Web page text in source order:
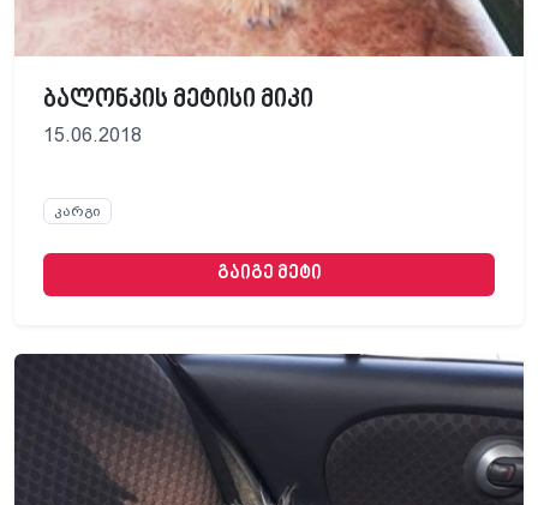
ბალონკის მეტისი მიკი
15.06.2018
კარგი
გაიგე მეტი